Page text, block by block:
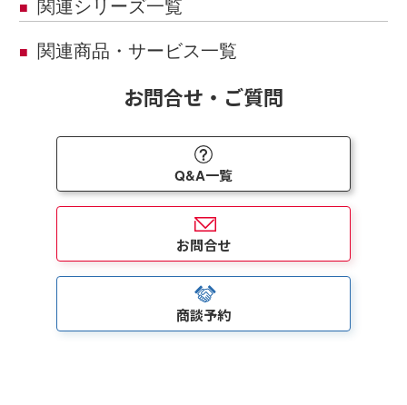
■ 関連シリーズ一覧
■ 関連商品・サービス一覧
お問合せ・ご質問
Q&A一覧
お問合せ
商談予約